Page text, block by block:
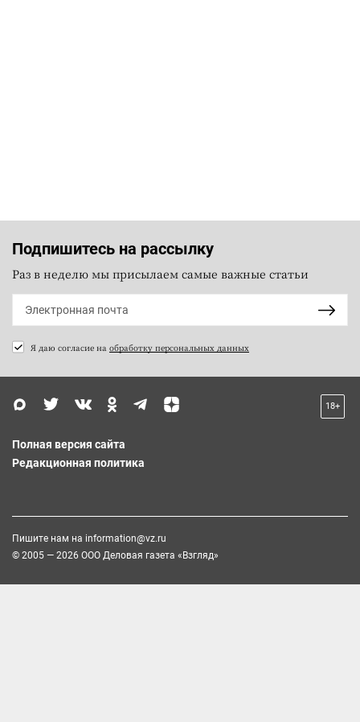
Подпишитесь на рассылку
Раз в неделю мы присылаем самые важные статьи
Я даю согласие на обработку персональных данных
18+
Полная версия сайта
Редакционная политика
Пишите нам на information@vz.ru
© 2005 — 2026 ООО Деловая газета «Взгляд»